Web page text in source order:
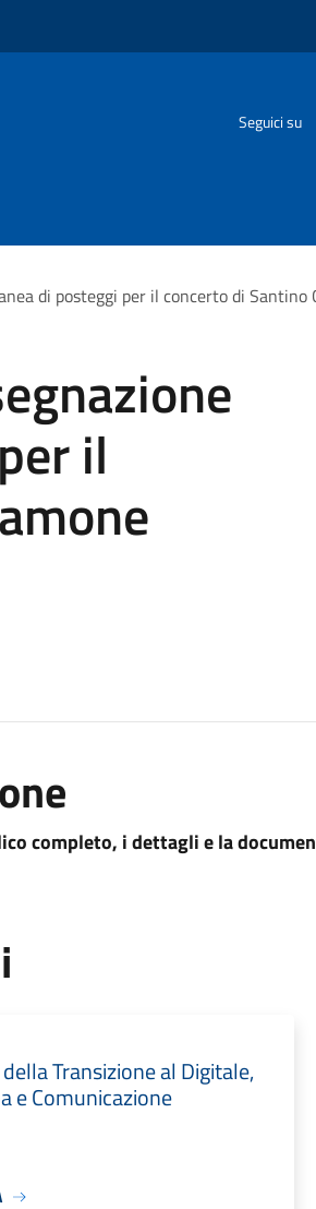
Seguici su
di posteggi per il concerto di Santino
il
completo, i dettagli e la
Transizione al Digitale,
e Comunicazione